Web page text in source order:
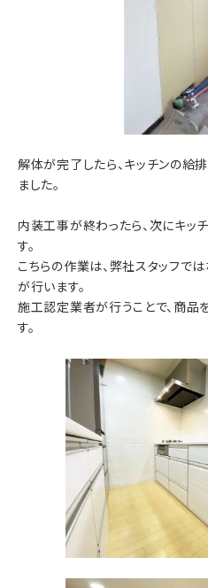
解体が完了したら、キッチンの給
ました。
内装工事が終わったら、次にキッ
す。
こちらの作業は、弊社スタッフで
が行います。
施工認定業者が行うことで、商品
す。